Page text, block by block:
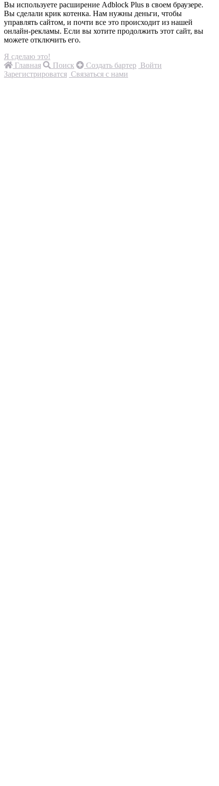
Вы используете расширение Adblock Plus в своем браузере.
Вы сделали крик котенка. Нам нужны деньги, чтобы
управлять сайтом, и почти все это происходит из нашей
онлайн-рекламы. Если вы хотите продолжить этот сайт, вы
можете отключить его.
Я сделаю это!
Главная
Поиск Создать бартер Войти
Зарегистрироватся Связаться с нами